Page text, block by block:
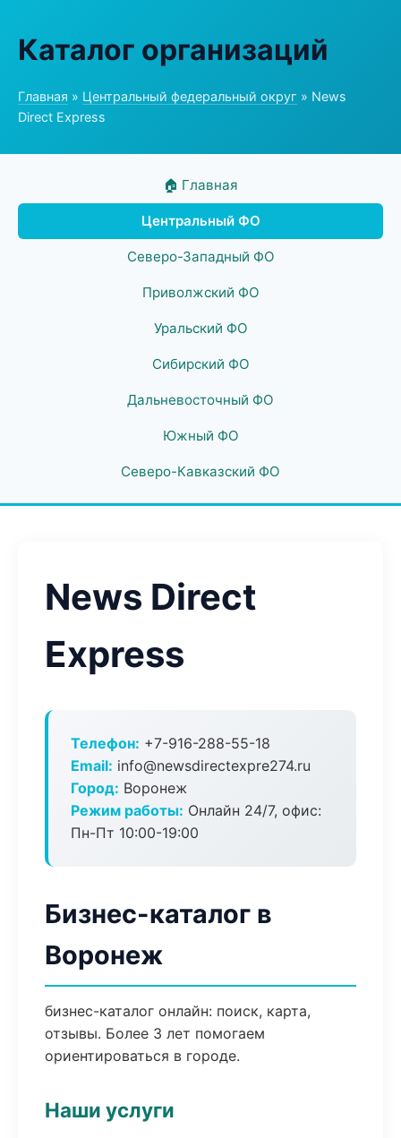
Каталог организаций
Главная » Центральный федеральный округ » News
Direct Express
🏠 Главная
Центральный ФО
Северо-Западный ФО
Приволжский ФО
Уральский ФО
Сибирский ФО
Дальневосточный ФО
Южный ФО
Северо-Кавказский ФО
News Direct
Express
Телефон: +7-916-288-55-18
Email: info@newsdirectexpre274.ru
Город: Воронеж
Режим работы: Онлайн 24/7, офис:
Пн-Пт 10:00-19:00
Бизнес-каталог в
Воронеж
бизнес-каталог онлайн: поиск, карта,
отзывы. Более 3 лет помогаем
ориентироваться в городе.
Наши услуги